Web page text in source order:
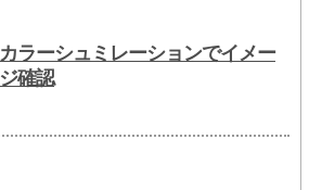
カラーシュミレーションでイメー
ジ確認